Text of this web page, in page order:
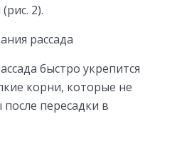
2).
рассада
быстро укрепится
корни, которые не
пересадки в